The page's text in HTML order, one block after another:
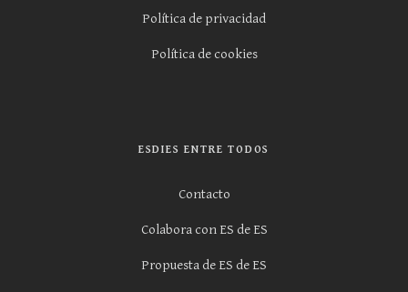
Política de privacidad
Política de cookies
ESDIES ENTRE TODOS
Contacto
Colabora con ES de ES
Propuesta de ES de ES